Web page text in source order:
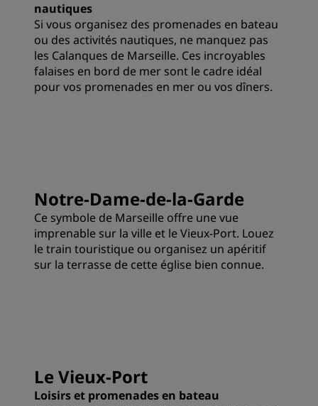
nautiques
Si vous organisez des promenades en bateau
ou des activités nautiques, ne manquez pas
les Calanques de Marseille. Ces incroyables
falaises en bord de mer sont le cadre idéal
pour vos promenades en mer ou vos dîners.
Notre-Dame-de-la-Garde
Ce symbole de Marseille offre une vue
imprenable sur la ville et le Vieux-Port. Louez
le train touristique ou organisez un apéritif
sur la terrasse de cette église bien connue.
Le Vieux-Port
Loisirs et promenades en bateau